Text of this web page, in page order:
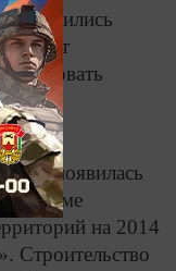
Мучились
появилась
на 2014
Строительство